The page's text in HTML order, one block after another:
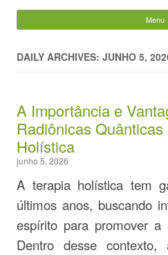
Evandro
por:
Menu
DAILY ARCHIVES: JUNHO 5,
A Importância e
Radiônicas Quânticas
Holística
junho 5, 2026
A terapia holística tem
últimos anos, buscando
espírito para promover
Dentro desse contexto,